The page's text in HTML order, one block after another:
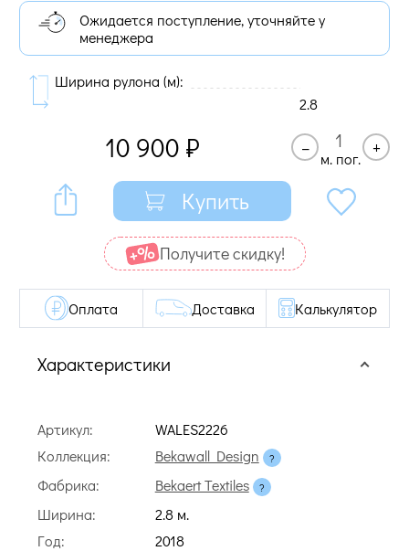
Ожидается поступление, уточняйте у
менеджера
Ширина рулона (м):
2.8
10 900 ₽ –
м. пог.
+
Купить
Получите cкидку!
Характеристики
Артикул:
WALES2226
Коллекция:
Bekawall Design
Фабрика:
Bekaert Textiles
Ширина:
2.8 м.
Год:
2018
Оплата Доставка Калькулятор